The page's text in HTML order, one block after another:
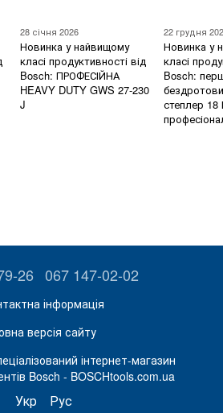
28 січня 2026
Новинка у найвищому
класі продуктивності від
Bosch: ПРОФЕСІЙНА
HEAVY DUTY GWS 27-230
J
22 грудня
Новинка у
класі
Bosch:
степлер
26 067 147-02-02
інформація
версія сайту
інтернет-магазин
Bosch - BOSCHtools.com.ua
Укр Рус